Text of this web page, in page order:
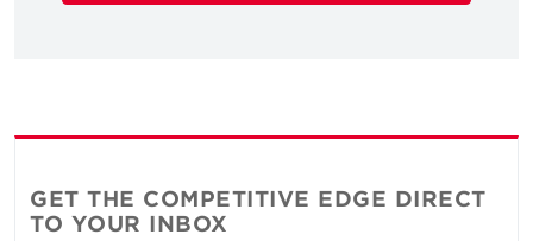
GET THE COMPETITIVE EDGE DIRECT
TO YOUR INBOX